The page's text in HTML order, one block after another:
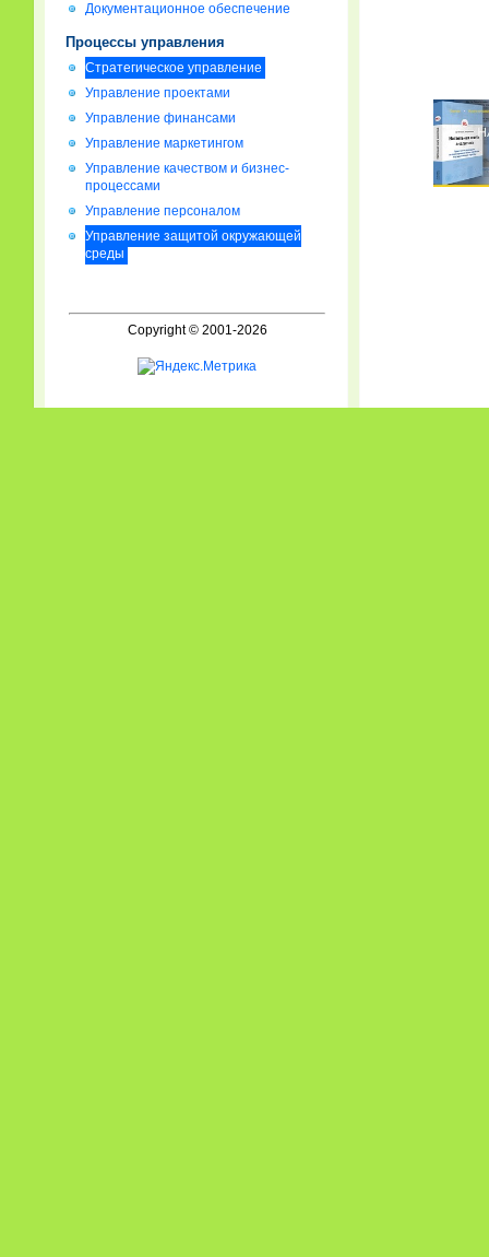
Документационное обеспечение
Процессы управления
Стратегическое управление
Управление проектами
Управление финансами
Управление маркетингом
Управление качеством и бизнес-
процессами
Управление персоналом
Управление защитой окружающей
среды
Copyright © 2001-2026